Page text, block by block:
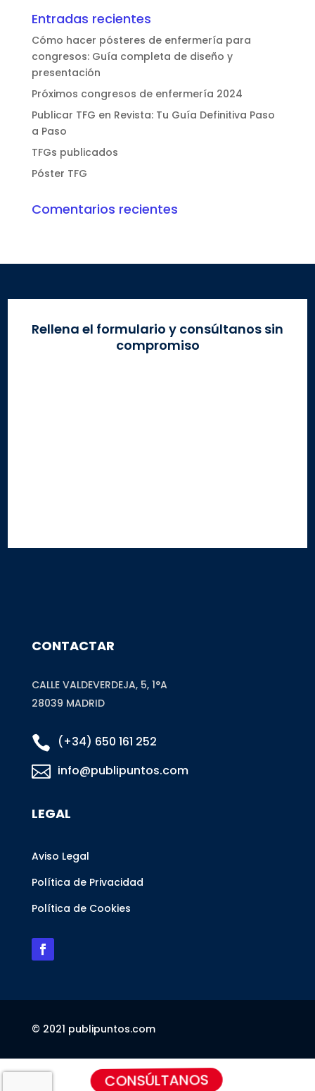
Entradas recientes
Cómo hacer pósteres de enfermería para
congresos: Guía completa de diseño y
presentación
Próximos congresos de enfermería 2024
Publicar TFG en Revista: Tu Guía Definitiva Paso
a Paso
TFGs publicados
Póster TFG
Comentarios recientes
Rellena el formulario y consúltanos sin
compromiso
CONTACTAR
CALLE VALDEVERDEJA, 5, 1°A
28039 MADRID
 (+34) 650 161 252
 info@publipuntos.com
LEGAL
Aviso Legal
Política de Privacidad
Política de Cookies
© 2021 publipuntos.com
CONSÚLTANOS